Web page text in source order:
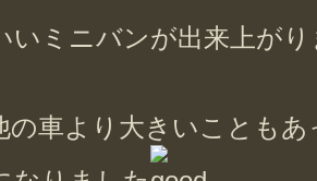
いミニバンが出来上が
の車より大きいことも